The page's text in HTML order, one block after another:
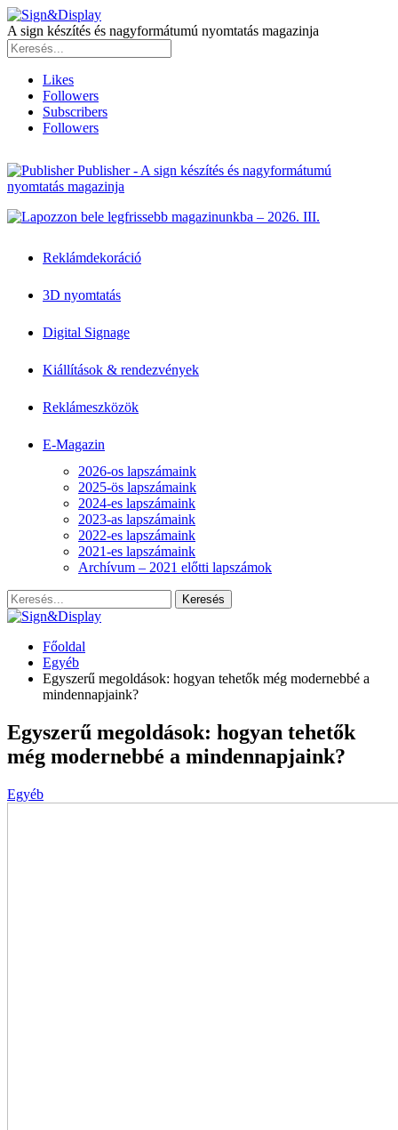
A sign készítés és nagyformátumú nyomtatás magazinja
Likes
Followers
Subscribers
Followers
Publisher - A sign készítés és nagyformátumú
nyomtatás magazinja
Reklámdekoráció
3D nyomtatás
Digital Signage
Kiállítások & rendezvények
Reklámeszközök
E-Magazin
2026-os lapszámaink
2025-ös lapszámaink
2024-es lapszámaink
2023-as lapszámaink
2022-es lapszámaink
2021-es lapszámaink
Archívum – 2021 előtti lapszámok
Főoldal
Egyéb
Egyszerű megoldások: hogyan tehetők még modernebbé a
mindennapjaink?
Egyszerű megoldások: hogyan tehetők
még modernebbé a mindennapjaink?
Egyéb